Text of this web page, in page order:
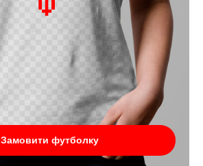
Замовити футболку